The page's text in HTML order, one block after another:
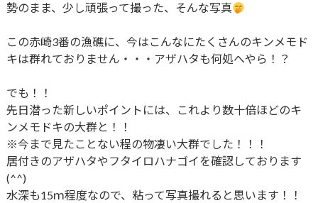
勢のまま、少し頑張って撮った、そんな写真
この赤崎3番の漁礁に、今はこんなにたくさんのキンメモド
キは群れておりません・・・アザハタも何処へやら！？
でも！！
先日潜った新しいポイントには、これより数十倍ほどのキ
ンメモドキの大群と！！
※今まで見たことない程の物凄い大群でした！！！
居付きのアザハタやフタイロハナゴイを確認しております
(^^)
水深も15ｍ程度なので、粘って写真撮れると思います！！